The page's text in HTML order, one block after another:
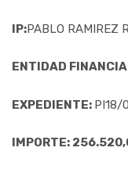
IP:PABLO RAMIREZ
ENTIDAD
EXPEDIENTE: PI18/
IMPORTE: